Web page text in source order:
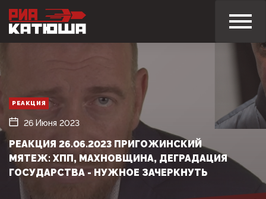
РЕАКЦИЯ
26 Июня 2023
РЕАКЦИЯ 26.06.2023 ПРИГОЖИНСКИЙ
МЯТЕЖ: ХПП, МАХНОВЩИНА, ДЕГРАДАЦИЯ
ГОСУДАРСТВА - НУЖНОЕ ЗАЧЕРКНУТЬ